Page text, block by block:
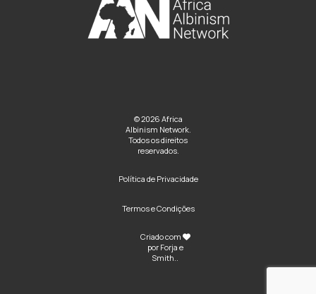
© 2026 Africa
Albinism Network.
Todos os direitos
reservados.
Política de Privacidade
Termos e Condições
Criado com
por Forja e
Smith